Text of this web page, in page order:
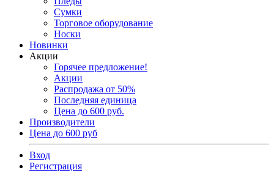
Сумки
Торговое оборудование
Носки
Новинки
Акции
Горячее предложение!
Акции
Распродажа от 50%
Последняя единица
Цена до 600 руб.
Производители
Цена до 600 руб
Вход
Регистрация